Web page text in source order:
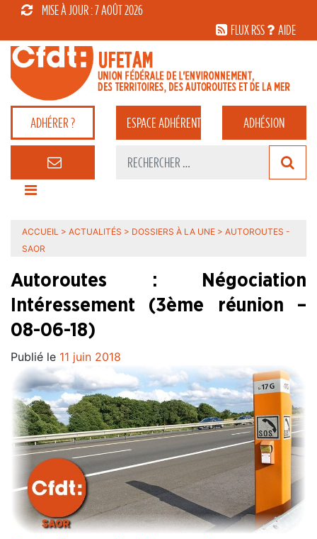
MISE À JOUR : 7 AOÛT 2026
FLUX RSS
AIDE
ADHÉRER ? ESPACEADHÉRENT ADHÉSION
ACCUEIL > ACTUALITÉS > DOSSIERS À LA UNE > AUTOROUTES -
SAOR
Autoroutes : Négociation
Intéressement (3ème réunion –
08-06-18)
Publié le 11 juin 2018